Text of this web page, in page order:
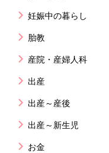
妊娠中の暮らし
胎教
産院・産婦人科
出産
出産～産後
出産～新生児
お金